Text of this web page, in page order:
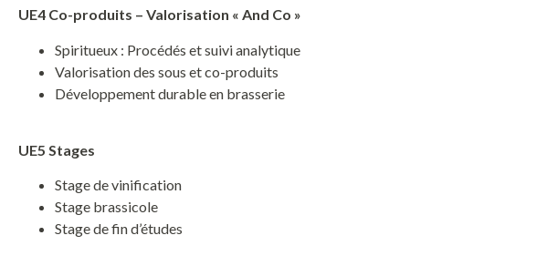
UE4 Co-produits – Valorisation « And Co »
Spiritueux : Procédés et suivi analytique
Valorisation des sous et co-produits
Développement durable en brasserie
UE5 Stages
Stage de vinification
Stage brassicole
Stage de fin d’études